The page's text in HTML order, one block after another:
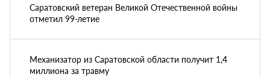
Саратовский ветеран Великой Отечественной войны
отметил 99-летие
Механизатор из Саратовской области получит 1,4
миллиона за травму